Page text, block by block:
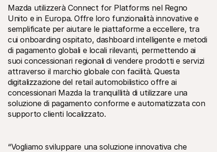
Carriere
assumendo!
Contatta
Per acquirenti
Scopri perché Mollie è sul tuo estratto conto bancario
Per i clienti di Mollie
Contatta il nostro team di supporto clienti
Contatta vendite
Scopri come possiamo aiutare il tuo business
Mazda utilizzerà Connect for Platforms nel Regno
Unito e in Europa. Offre loro funzionalità innovative e
semplificate per aiutare le piattaforme a eccellere, tra
cui onboarding ospitato, dashboard intelligente e metodi
di pagamento globali e locali rilevanti, permettendo ai
suoi concessionari regionali di vendere prodotti e servizi
attraverso il marchio globale con facilità. Questa
digitalizzazione del retail automobilistico offre ai
concessionari Mazda la tranquillità di utilizzare una
soluzione di pagamento conforme e automatizzata con
supporto clienti localizzato.
“Vogliamo sviluppare una soluzione innovativa che